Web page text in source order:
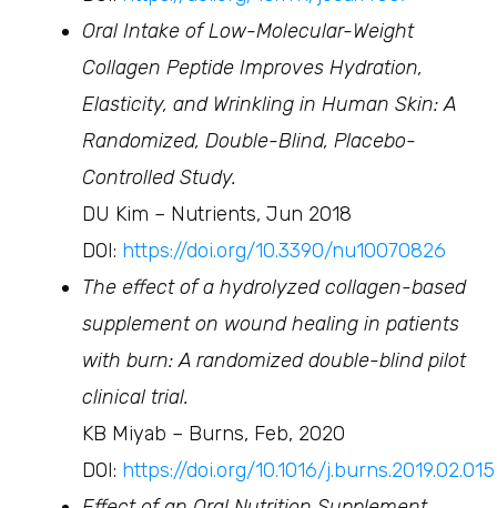
Oral Intake of Low-Molecular-Weight
Collagen Peptide Improves Hydration,
Elasticity, and Wrinkling in Human Skin: A
Randomized, Double-Blind, Placebo-
Controlled Study.
DU Kim – Nutrients, Jun 2018
DOI: https://doi.org/10.3390/nu10070826
The effect of a hydrolyzed collagen-based
supplement on wound healing in patients
with burn: A randomized double-blind pilot
clinical trial.
KB Miyab – Burns, Feb, 2020
DOI: https://doi.org/10.1016/j.burns.2019.02.015